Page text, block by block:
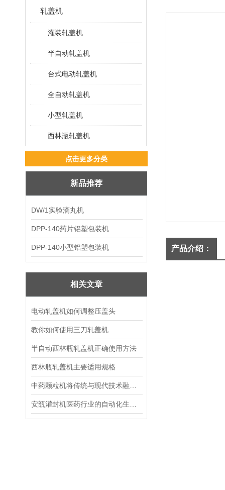
轧盖机
灌装轧盖机
半自动轧盖机
台式电动轧盖机
全自动轧盖机
小型轧盖机
西林瓶轧盖机
点击更多分类
新品推荐
DW/1实验滴丸机
DPP-140药片铝塑包装机
DPP-140小型铝塑包装机
相关文章
电动轧盖机如何调整压盖头
教你如何使用三刀轧盖机
半自动西林瓶轧盖机正确使用方法
西林瓶轧盖机主要适用规格
产品介绍：